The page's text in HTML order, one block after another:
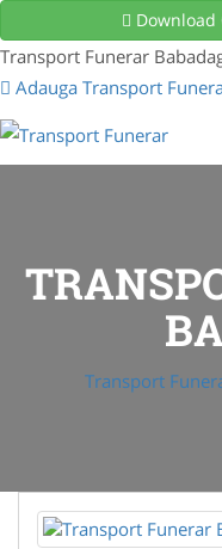
Download
Transport Funerar
Adauga Transport
Transport